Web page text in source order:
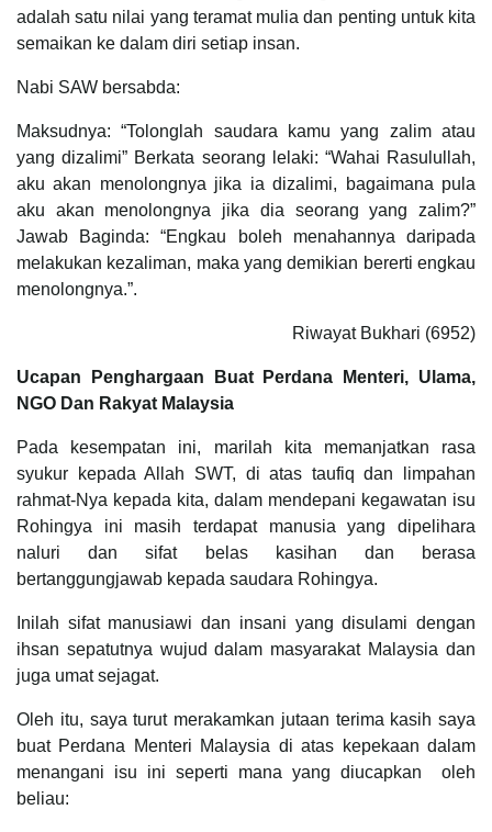
adalah satu nilai yang teramat mulia dan penting untuk kita
semaikan ke dalam diri setiap insan.
Nabi SAW bersabda:
Maksudnya: “Tolonglah saudara kamu yang zalim atau
yang dizalimi” Berkata seorang lelaki: “Wahai Rasulullah,
aku akan menolongnya jika ia dizalimi, bagaimana pula
aku akan menolongnya jika dia seorang yang zalim?”
Jawab Baginda: “Engkau boleh menahannya daripada
melakukan kezaliman, maka yang demikian bererti engkau
menolongnya.”.
Riwayat Bukhari (6952)
Ucapan Penghargaan Buat Perdana Menteri, Ulama,
NGO Dan Rakyat Malaysia
Pada kesempatan ini, marilah kita memanjatkan rasa
syukur kepada Allah SWT, di atas taufiq dan limpahan
rahmat-Nya kepada kita, dalam mendepani kegawatan isu
Rohingya ini masih terdapat manusia yang dipelihara
naluri dan sifat belas kasihan dan berasa
bertanggungjawab kepada saudara Rohingya.
Inilah sifat manusiawi dan insani yang disulami dengan
ihsan sepatutnya wujud dalam masyarakat Malaysia dan
juga umat sejagat.
Oleh itu, saya turut merakamkan jutaan terima kasih saya
buat Perdana Menteri Malaysia di atas kepekaan dalam
menangani isu ini seperti mana yang diucapkan oleh
beliau: